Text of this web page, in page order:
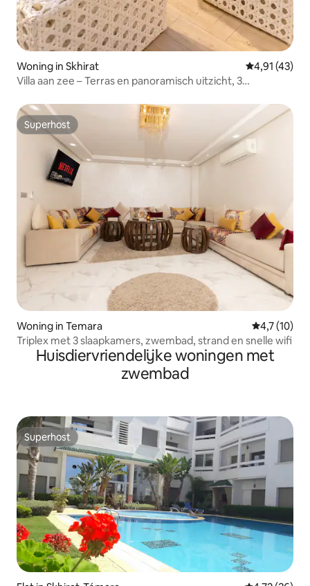
Woning in Skhirat Gemiddelde
4,91 (43)
Villa aan zee – Terras en panoramisch uitzicht, 3
Superhost
Superhost
Woning in Temara
4,7 (10)
Triplex met 3 slaapkamers, zwembad, strand en snelle wifi
Huisdiervriendelijke woningen met
zwembad
Superhost
Superhost